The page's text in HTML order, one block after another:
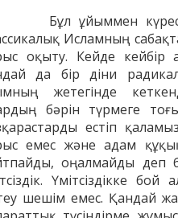
ұйыммен
Исламның
оқыту. Кейде кейбір
да бір діни
жетегінде
бәрін түрмеге
естіп
емес және адам
оңалмайды деп
Үмітсіздікке
шешім емес. Қандай